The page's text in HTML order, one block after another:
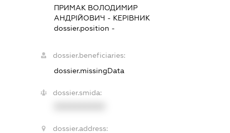
ПРИМАК ВОЛОДИМИР
АНДРІЙОВИЧ - КЕРІВНИК
dossier.position -
dossier.beneficiaries:
dossier.missingData
dossier.smida:
dossier.address: